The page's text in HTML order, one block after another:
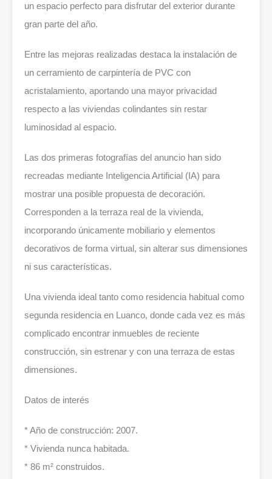
un espacio perfecto para disfrutar del exterior durante
gran parte del año.
Entre las mejoras realizadas destaca la instalación de
un cerramiento de carpintería de PVC con
acristalamiento, aportando una mayor privacidad
respecto a las viviendas colindantes sin restar
luminosidad al espacio.
Las dos primeras fotografías del anuncio han sido
recreadas mediante Inteligencia Artificial (IA) para
mostrar una posible propuesta de decoración.
Corresponden a la terraza real de la vivienda,
incorporando únicamente mobiliario y elementos
decorativos de forma virtual, sin alterar sus dimensiones
ni sus características.
Una vivienda ideal tanto como residencia habitual como
segunda residencia en Luanco, donde cada vez es más
complicado encontrar inmuebles de reciente
construcción, sin estrenar y con una terraza de estas
dimensiones.
Datos de interés
* Año de construcción: 2007.
* Vivienda nunca habitada.
* 86 m² construidos.